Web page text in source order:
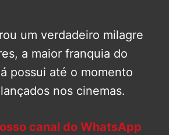
um verdadeiro milagre
a maior franquia do
possui até o momento
nos cinemas.
canal do WhatsApp